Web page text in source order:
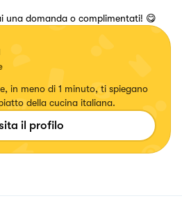
una domanda o complimentati! 😋
in meno di 1 minuto, ti spiegano
della cucina italiana.
il profilo